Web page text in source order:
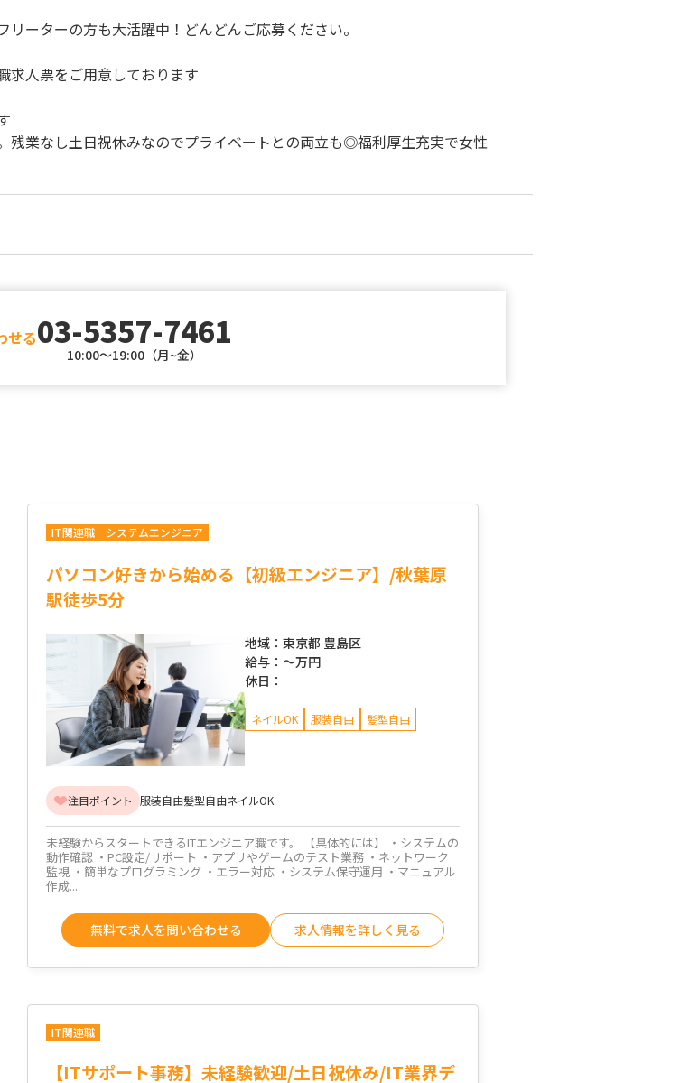
ーターの方も大活躍中！どんどんご応募ください。
求人票をご用意しております
業なし土日祝休みなのでプライベートとの両立も◎福利厚生充実で女性
せる03-5357-7461
10:00～19:00（月~金）
IT関連職 システムエンジニア
パソコン好きから始める【初級エンジニア】/秋葉原
駅徒歩5分
地域： 東京都 豊島区
給与： ～万円
休日：
ネイルOK 服装自由 髪型自由
注目ポイント 服装自由髪型自由ネイルOK
未経験からスタートできるITエンジニア職です。 【具体的には】 ・システムの
動作確認 ・PC設定/サポート ・アプリやゲームのテスト業務 ・ネットワーク
監視 ・簡単なプログラミング ・エラー対応 ・システム保守運用 ・マニュアル
作成...
無料で求人を問い合わせる 求人情報を詳しく見る
IT関連職
【ITサポート事務】未経験歓迎/土日祝休み/IT業界デ